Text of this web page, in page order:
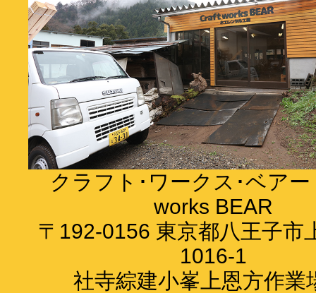
クラフト･ワークス･ベア
works BEAR
〒192-0156 東京都八王子市
1016-1
社寺綜建小峯上恩方作業